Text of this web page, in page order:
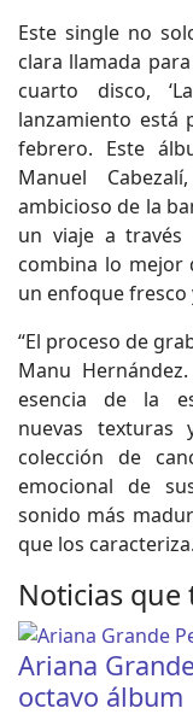
Este single no
clara llamada
cuarto disco,
lanzamiento está
febrero. Este
Manuel
ambicioso de la
un viaje a
combina lo mejor
un enfoque fresco
“El proceso de
Manu
esencia de la
nuevas texturas
colección de
emocional de
sonido más
que los caracteriza.
Noticias
Ariana
octavo álbum